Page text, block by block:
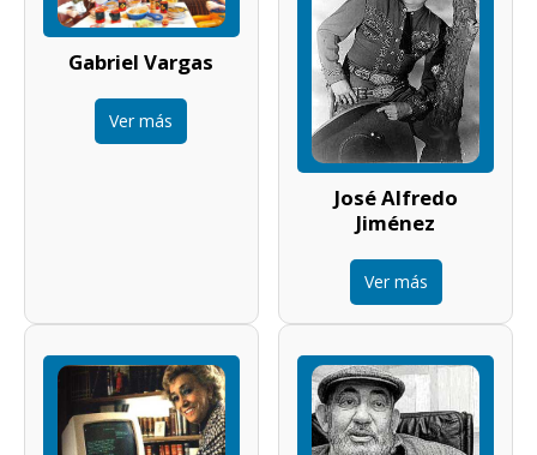
Gabriel Vargas
Ver más
José Alfredo
Jiménez
Ver más